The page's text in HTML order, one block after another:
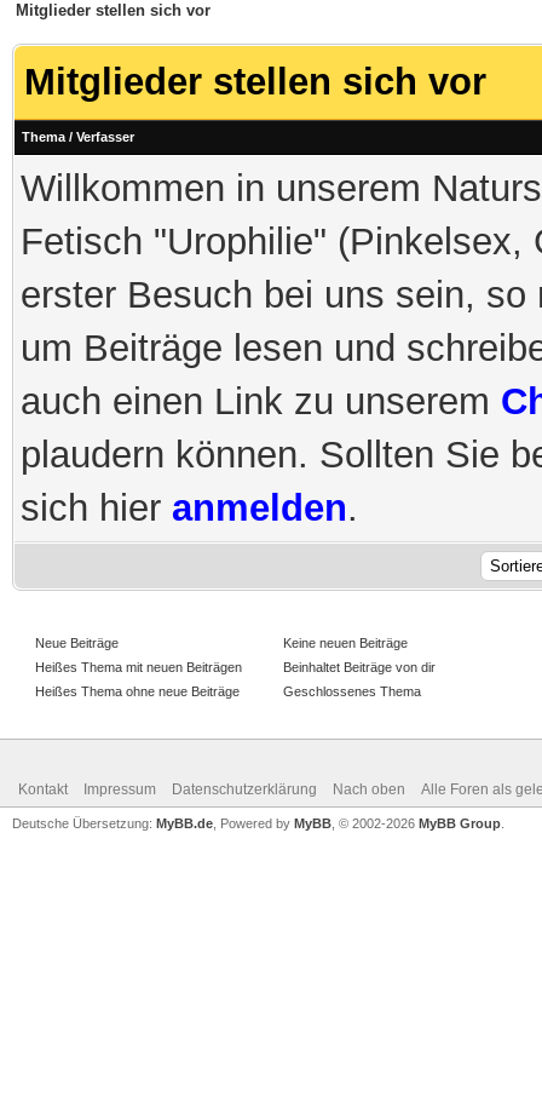
Mitglieder stellen sich vor
Mitglieder stellen sich vor
Thema / Verfasser
Willkommen in unserem
Fetisch "Urophilie" (Pinkelsex,
erster Besuch bei uns sein,
um Beiträge lesen und
auch einen Link zu unserem
plaudern können. Sollten Sie
sich hier anmelden.
Neue Beiträge
Heißes Thema mit neuen Beiträgen
Heißes Thema ohne neue Beiträge
Keine neuen Beiträge
Beinhaltet Beiträge von dir
Geschlossenes Thema
Kontakt Impressum Datenschutzerklärung Nach oben Alle Foren als
Deutsche Übersetzung: MyBB.de , Powered by MyBB , © 2002-2026 MyBB Group